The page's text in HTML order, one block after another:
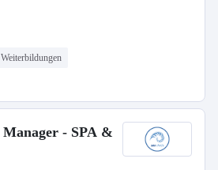
Weiterbildungen
- SPA &